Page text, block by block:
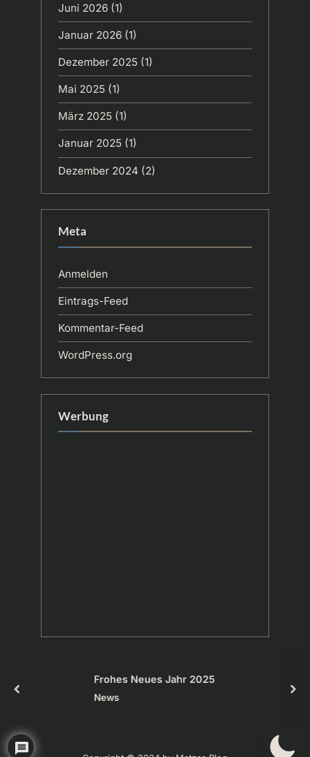
Juni 2026 (1)
Januar 2026 (1)
Dezember 2025 (1)
Mai 2025 (1)
März 2025 (1)
Januar 2025 (1)
Dezember 2024 (2)
Meta
Anmelden
Eintrags-Feed
Kommentar-Feed
WordPress.org
Werbung
Frohes Neues Jahr 2025
prev